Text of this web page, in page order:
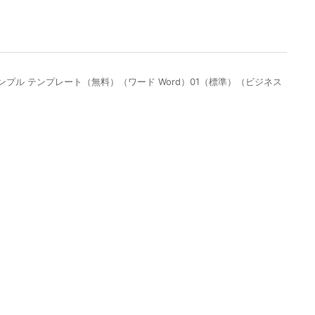
ル テンプレート（無料）（ワード Word）01（標準）（ビジネス